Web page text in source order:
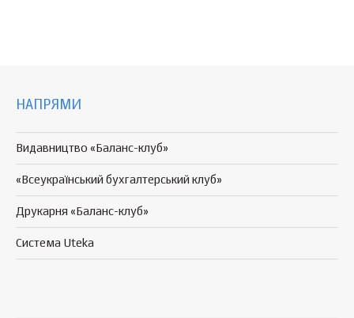
НАПРЯМИ
Видавництво «Баланс-клуб»
«Всеукраїнський бухгалтерський клуб»
Друкарня «Баланс-клуб»
Система Uteka